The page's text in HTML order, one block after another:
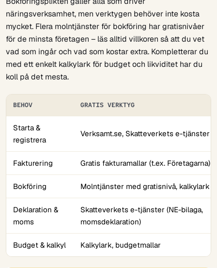
näringsverksamhet, men verktygen behöver inte kosta
mycket. Flera molntjänster för bokföring har gratisnivåer
för de minsta företagen – läs alltid villkoren så att du vet
vad som ingår och vad som kostar extra. Kompletterar du
med ett enkelt kalkylark för budget och likviditet har du
koll på det mesta.
BEHOV GRATIS VERKTYG
Starta &
registrera
Verksamt.se, Skatteverkets e-tjänster
Fakturering Gratis fakturamallar (t.ex. Företagarna)
Bokföring Molntjänster med gratisnivå, kalkylark
Deklaration &
moms
Skatteverkets e-tjänster (NE-bilaga,
momsdeklaration)
Budget & kalkyl Kalkylark, budgetmallar